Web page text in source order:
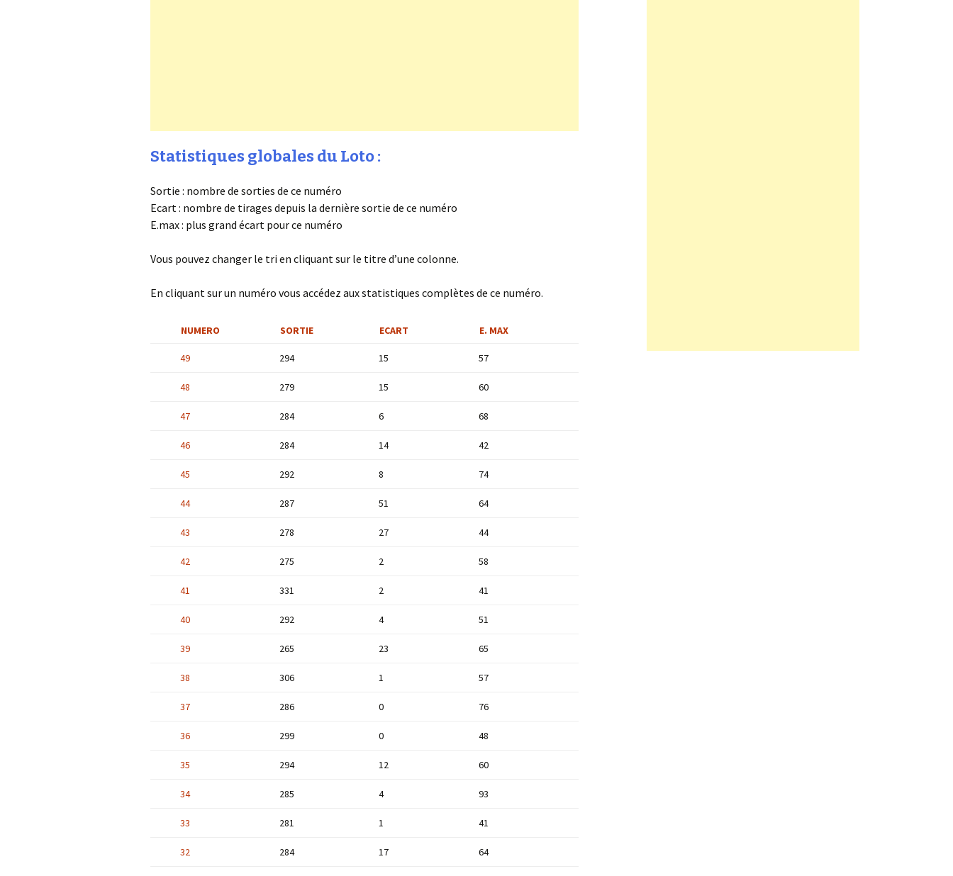
Statistiques globales du Loto :
Sortie : nombre de sorties de ce numéro
Ecart : nombre de tirages depuis la dernière sortie de ce numéro
E.max : plus grand écart pour ce numéro
Vous pouvez changer le tri en cliquant sur le titre d’une colonne.
En cliquant sur un numéro vous accédez aux statistiques complètes de ce numéro.
NUMERO SORTIE ECART E. MAX
49 294 15 57
48 279 15 60
47 284 6 68
46 284 14 42
45 292 8 74
44 287 51 64
43 278 27 44
42 275 2 58
41 331 2 41
40 292 4 51
39 265 23 65
38 306 1 57
37 286 0 76
36 299 0 48
35 294 12 60
34 285 4 93
33 281 1 41
32 284 17 64